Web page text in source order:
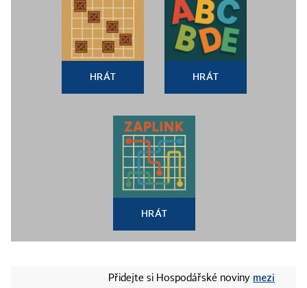
HRÁT HRÁT
HRÁT
Přidejte si Hospodářské noviny mezi